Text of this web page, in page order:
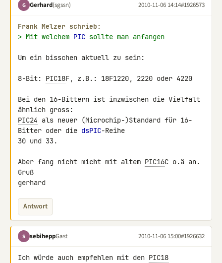
G Gerhard(sgssn) 2010-11-06 14:14#1926573
Frank Melzer schrieb:
> Mit welchem PIC sollte man anfangen
Um ein bisschen aktuell zu sein:
8-Bit: PIC18F, z.B.: 18F1220, 2220 oder 4220
Bei den 16-Bittern ist inzwischen die Vielfalt
PIC24 als neuer (Microchip-)Standard für 16-
Bitter oder die dsPIC-Reihe
30 und 33.
Aber fang nicht micht mit altem PIC16C o.ä an.
Gruß
gerhard
Antwort
S sebiheppGast 2010-11-06 15:00#1926632
Ich würde auch empfehlen mit den PIC18